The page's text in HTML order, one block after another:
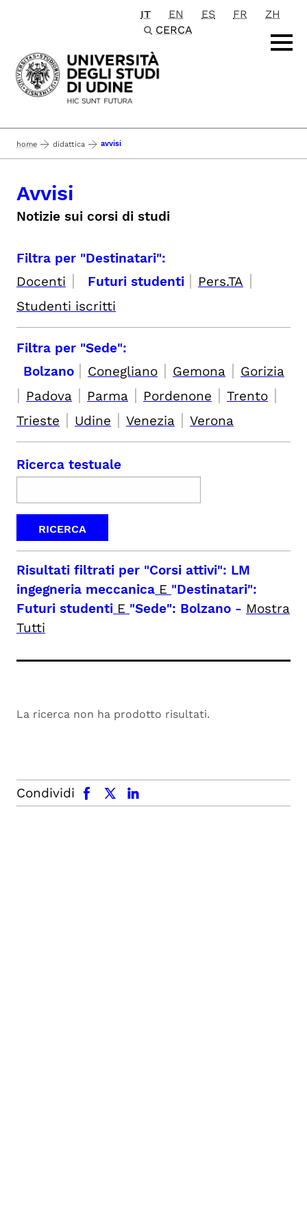
Passa al contenuto principale
IT EN ES FR
ZH
CERCA
home didattica avvisi
Avvisi
Notizie sui corsi di studi
Filtra per "Destinatari":
Docenti | Futuri studenti | Pers.TA |
Studenti iscritti
Filtra per "Sede":
Bolzano | Conegliano | Gemona | Gorizia
| Padova | Parma | Pordenone | Trento |
Trieste | Udine | Venezia | Verona
Ricerca testuale
Risultati filtrati per "Corsi attivi": LM
ingegneria meccanica E "Destinatari":
Futuri studenti E "Sede": Bolzano - Mostra
Tutti
La ricerca non ha prodotto risultati.
Condividi
facebook x.com linkedin